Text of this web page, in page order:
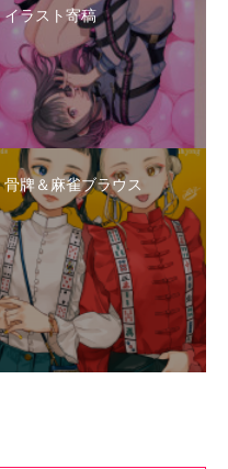
イラスト寄稿
骨牌＆麻雀ブラウス